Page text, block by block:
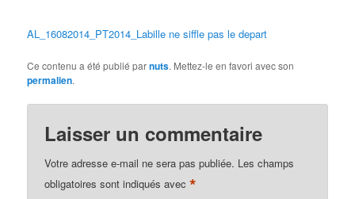
AL_16082014_PT2014_Labille ne siffle pas le depart
Ce contenu a été publié parnuts. Mettez-le en favori avec son
permalien.
Laisser un commentaire
Votre adresse e-mail ne sera pas publiée. Les champs
obligatoires sont indiqués avec*